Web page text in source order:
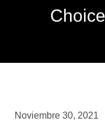
Noviembre 30, 2021